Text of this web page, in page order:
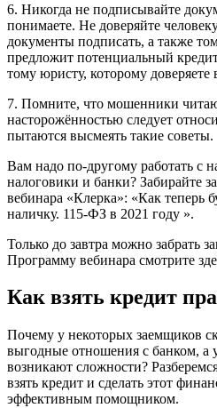
6. Никогда не подписывайте
понимаете. Не доверяйте
документы подписать, а также
предложит потенциальный
тому юристу, которому доверяете
7. Помните, что мошенники
насторожённостью следует
пытаются высмеять такие советы.
Вам надо по-другому работать с
налоговики и банки? Забирайте
вебинара «Клерка»: «Как теперь
наличку. 115-ФЗ в 2021 году ».
Только до завтра можно забрать
Программу вебинара смотрите
Как взять кредит
Почему у некоторых заемщиков
выгодные отношения с банком, а
возникают сложности?
взять кредит и сделать этот
эффективным помощником.